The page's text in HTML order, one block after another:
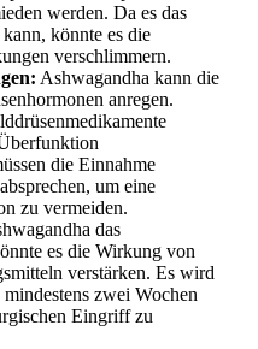
werden. Da es das
könnte es die
verschlimmern.
Ashwagandha kann die
anregen.
die Einnahme
um eine
zu vermeiden.
das
es die Wirkung von
verstärken. Es wird
zwei Wochen
Eingriff zu